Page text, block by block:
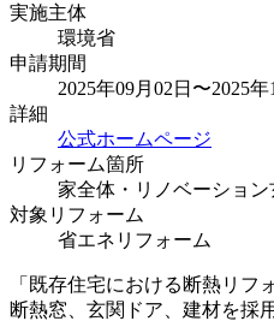
実施主体
環境省
申請期間
2025年09月02日〜2025年
詳細
公式ホームページ
リフォーム箇所
家全体・リノベーション
対象リフォーム
省エネリフォーム
「既存住宅における断熱リフ
断熱窓、玄関ドア、建材を採